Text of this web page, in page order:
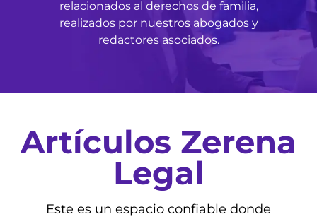
relacionados al derechos de familia,
realizados por nuestros abogados y
redactores asociados.
Artículos Zerena
Legal
Este es un espacio confiable donde